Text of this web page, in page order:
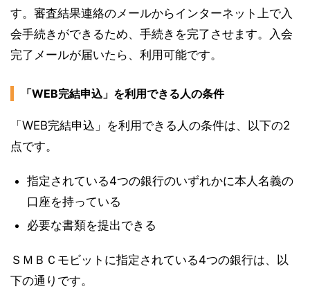
す。審査結果連絡のメールからインターネット上で入
会手続きができるため、手続きを完了させます。入会
完了メールが届いたら、利用可能です。
「WEB完結申込」を利用できる人の条件
「WEB完結申込」を利用できる人の条件は、以下の2
点です。
指定されている4つの銀行のいずれかに本人名義の
口座を持っている
必要な書類を提出できる
ＳＭＢＣモビットに指定されている4つの銀行は、以
下の通りです。